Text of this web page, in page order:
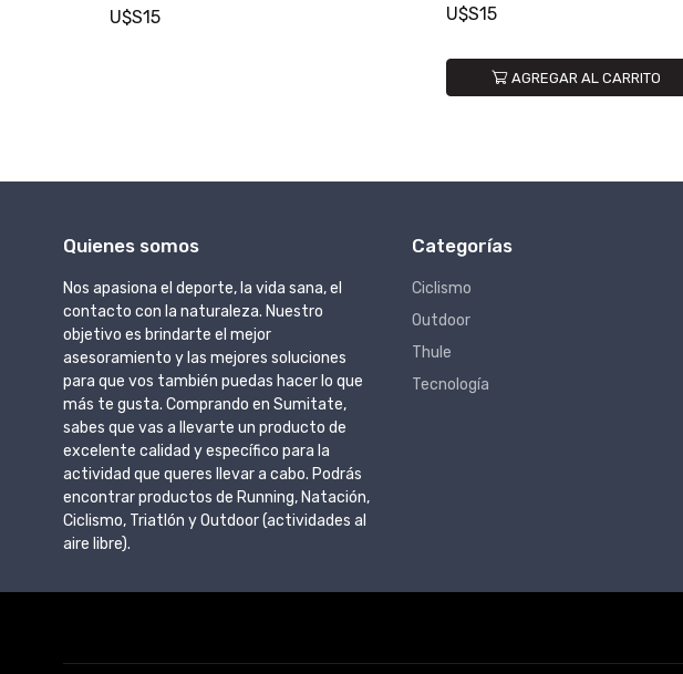
U$S15 U$S15
AGREGAR AL CARRITO
Quienes somos
Nos apasiona el deporte, la vida sana, el
contacto con la naturaleza. Nuestro
objetivo es brindarte el mejor
asesoramiento y las mejores soluciones
para que vos también puedas hacer lo que
más te gusta. Comprando en Sumitate,
sabes que vas a llevarte un producto de
excelente calidad y específico para la
actividad que queres llevar a cabo. Podrás
encontrar productos de Running, Natación,
Ciclismo, Triatlón y Outdoor (actividades al
aire libre).
Categorías
Ciclismo
Outdoor
Thule
Tecnología